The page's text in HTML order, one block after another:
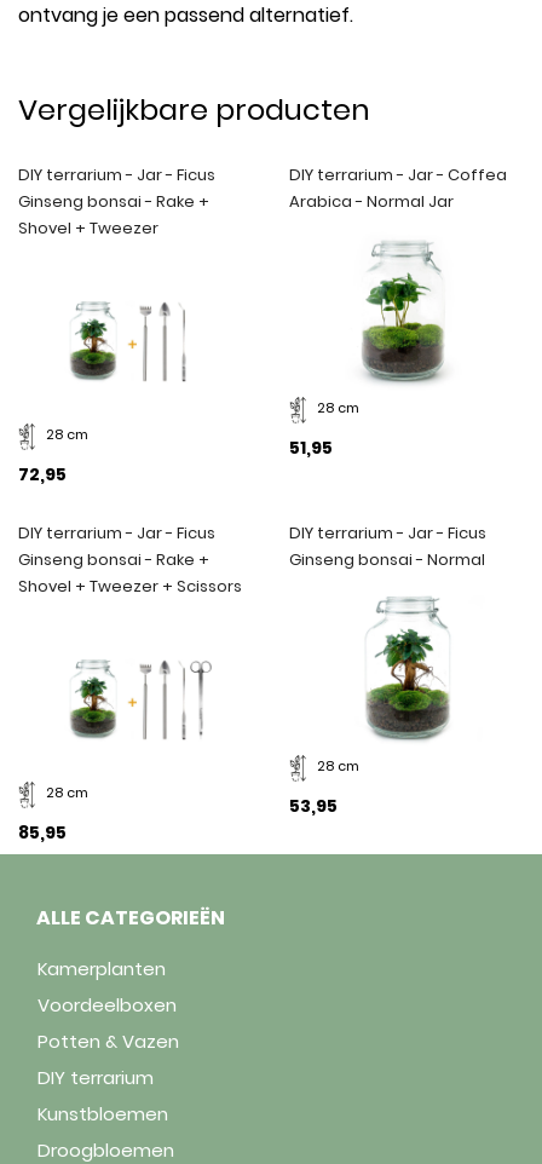
ontvang je een passend alternatief.
Vergelijkbare producten
DIY terrarium - Jar - Ficus
Ginseng bonsai - Rake +
Shovel + Tweezer
28 cm
72,95
DIY terrarium - Jar - Coffea
Arabica - Normal Jar
28 cm
51,95
DIY terrarium - Jar - Ficus
Ginseng bonsai - Rake +
Shovel + Tweezer + Scissors
28 cm
85,95
DIY terrarium - Jar - Ficus
Ginseng bonsai - Normal
28 cm
53,95
ALLE CATEGORIEËN
Kamerplanten
Voordeelboxen
Potten & Vazen
DIY terrarium
Kunstbloemen
Droogbloemen